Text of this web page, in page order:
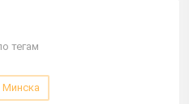
тегам
Минска